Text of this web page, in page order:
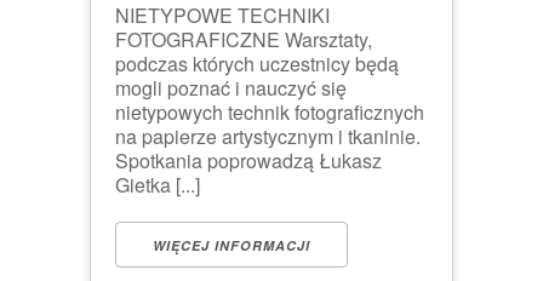
NIETYPOWE TECHNIKI
FOTOGRAFICZNE Warsztaty,
podczas których uczestnicy będą
mogli poznać i nauczyć się
nietypowych technik fotograficznych
na papierze artystycznym i tkaninie.
Spotkania poprowadzą Łukasz
Gietka [...]
WIĘCEJ INFORMACJI